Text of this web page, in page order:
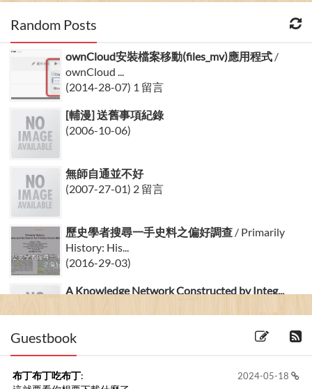
Random Posts
ownCloud安裝檔案移動(files_mv)應用程式 /
ownCloud ...
(2014-28-07) 1 留言
[輔漫] 送舊事項紀錄
(2006-10-06)
無師自通並不好
(2007-27-01) 2 留言
歷史學者搜尋一手史料之偏好調查 / Primarily
History: His...
(2016-29-03)
A Knowledge Network Constructed by Integ...
Guestbook
2024-05-18
布丁布丁吃布丁: